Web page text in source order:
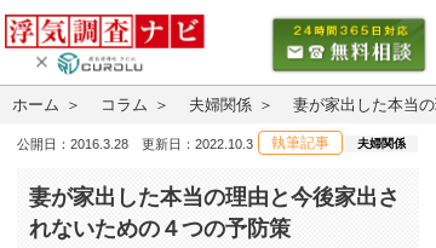
ホーム コラム 夫婦関係 妻が家出した本当
公開日：2016.3.28 更新日：2022.10.3 執筆記事 夫婦関係
妻が家出した本当の理由と今後家出さ
れないための４つの予防策